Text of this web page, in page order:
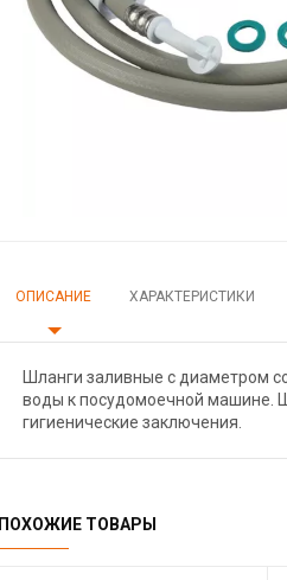
ОПИСАНИЕ ХАРАКТЕРИСТИКИ
Шланги заливные с диаметром
воды к посудомоечной машине.
гигиенические заключения.
ПОХОЖИЕ ТОВАРЫ